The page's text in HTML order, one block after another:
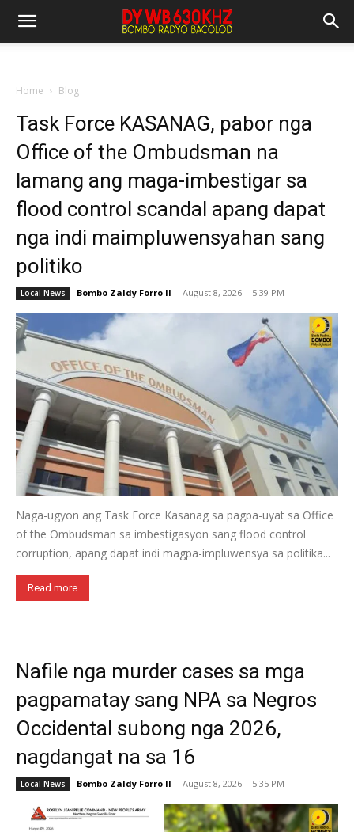
Home Blog
Task Force KASANAG, pabor nga
Office of the Ombudsman na
lamang ang maga-imbestigar sa
flood control scandal apang dapat
nga indi maimpluwensyahan sang
politiko
Local News Bombo Zaldy Forro II - August 8, 2026 | 5:39 PM
Naga-ugyon ang Task Force Kasanag sa pagpa-uyat sa Office
of the Ombudsman sa imbestigasyon sang flood control
corruption, apang dapat indi magpa-impluwensya sa politika...
Read more
Nafile nga murder cases sa mga
pagpamatay sang NPA sa Negros
Occidental subong nga 2026,
nagdangat na sa 16
Local News Bombo Zaldy Forro II - August 8, 2026 | 5:35 PM